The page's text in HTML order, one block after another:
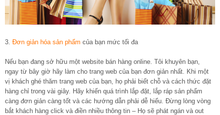
3. Đơn giản hóa sản phẩm của bạn mức tối đa
Nếu bạn đang sở hữu một website bán hàng online. Tôi khuyên bạn,
ngay từ bây giờ hãy làm cho trang web của bạn đơn giản nhất. Khi một
vị khách ghé thăm trang web của bạn, họ phải biết chỗ và cách thức đặt
hàng chỉ trong vài giây. Hãy khiến quá trình lắp đặt, lắp ráp sản phẩm
càng đơn giản càng tốt và các hướng dẫn phải dễ hiểu. Đừng lòng vòng
bắt khách hàng click và điền nhiều thông tin – Họ sẽ phát ngán và out